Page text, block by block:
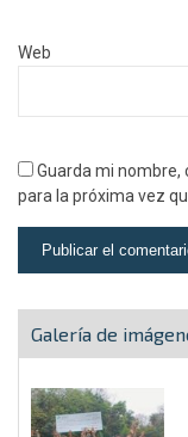
Web
Guarda mi nombre,
para la próxima vez
Galería de